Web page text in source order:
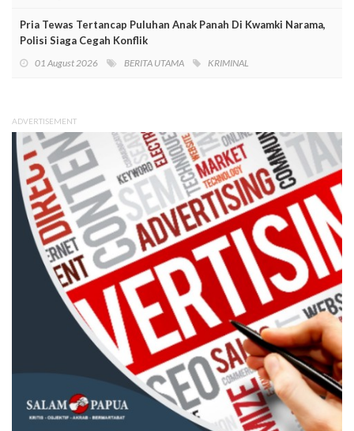
Pria Tewas Tertancap Puluhan Anak Panah Di Kwamki Narama,
Polisi Siaga Cegah Konflik
01 August 2026 BERITA UTAMA KRIMINAL
ADVERTISEMENT